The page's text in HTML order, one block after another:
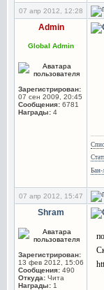
07 апр 2012, 12:28
Admin
Global Admin
Зарегистрирован:
07 сен 2009, 20:45
Сообщения: 6781
Награды: 4
Бан-
07 апр 2012, 15:47
Shram
Зарегистрирован:
13 фев 2012, 15:06
Сообщения: 490
Откуда: Чита
Награды: 1